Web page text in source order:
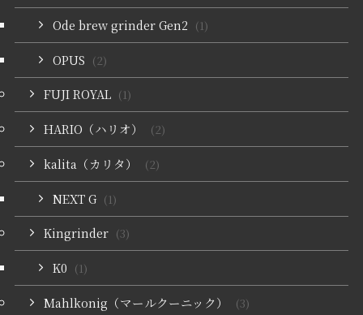
Ode brew grinder Gen2 (1)
OPUS (2)
FUJI ROYAL (1)
HARIO（ハリオ） (2)
kalita（カリタ） (2)
NEXT G (1)
Kingrinder (3)
K0 (1)
Mahlkonig（マールクーニック） (3)